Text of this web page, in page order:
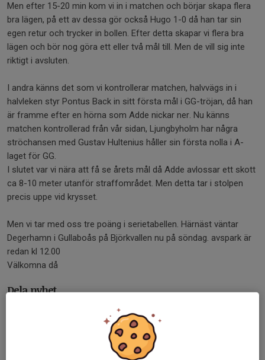
Men efter 15-20 min kom vi in i matchen och börjar skapa flera
bra lägen, på ett av dessa gör också Hugo 1-0 då han tar sin
egen retur och trycker in bollen. Efter detta skapar vi flera bra
lägen och bör nog göra ett eller två mål till. Men de vill sig inte
riktigt i avsluten.
I andra känns det som vi kontrollerar matchen, halvvägs in i
halvleken styr Pontus Back in sitt första mål i GG-tröjan, då han
är framme efter en hörna som Adde nickar ner. Nu känns
matchen kontrollerad från vår sidan, Ljungbyholm har några
ströchansen med Gustav Hultenius håller sin första nolla i A-
laget för GG.
I slutet var vi nära att få se årets mål då Adde avlossar ett skott
ca 8-10 meter utanför straffområdet. Men detta tar i stolpen
precis uppe vid krysset.
Men vi tar med oss tre poäng i serietabellen. Härnäst väntar
Degerhamn i Gullaboås på Björkvallen nu på söndag. avspark är
redan kl 12.00
Välkomna då
Dela nyhet